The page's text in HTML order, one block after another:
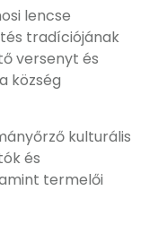
lencse
tradíciójának
versenyt és
község
kulturális
és
termelői